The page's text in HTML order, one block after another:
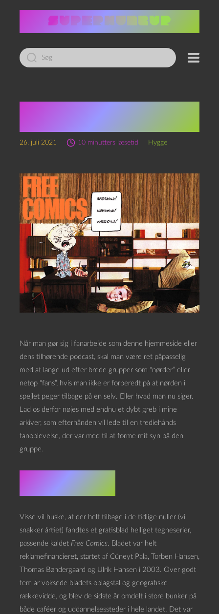
Led
efter:
26. juli 2021 10 minutters læsetid Hygge
Når man gør sig i fanarbejde som denne hjemmeside eller
dens tilhørende podcast, skal man være ret påpasselig
med at lange ud efter brede grupper som “nørder” eller
netop “fans”, hvis man ikke er forberedt på at nørden i
spejlet peger tilbage på en selv. Eller hvad man nu siger.
Lad os derfor nøjes med endnu et dybt greb i mine
arkiver, som efterhånden vil lede til en trediehånds
fanoplevelse, der var med til at forme mit syn på den
gruppe.
Free Comics
Visse vil huske, at der helt tilbage i de tidlige nuller (vi
snakker årtiet) fandtes et gratisblad helliget tegneserier,
passende kaldet Free Comics. Bladet var helt
reklamefinancieret, startet af Cüneyt Pala, Torben Hansen,
Thomas Bøndergaard og Ulrik Hansen i 2003. Over godt
fem år voksede bladets oplagstal og geografiske
rækkevidde, og blev de sidste år omdelt i store bunker på
både caféer og uddannelsessteder i hele landet. Det var